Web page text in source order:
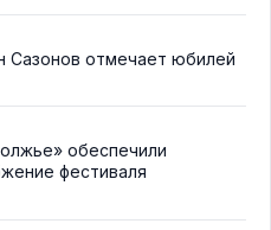
Сазонов отмечает юбилей
обеспечили
фестиваля